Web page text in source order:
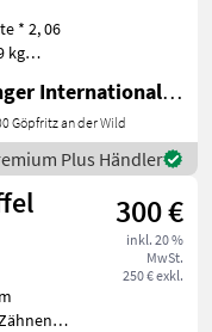
* 2, 06
kg
nur
viele
mit
Biringer International GmbH
Göpfritz an der Wild
Plus Händler
300 €
inkl. 20 %
MwSt.
250 € exkl.